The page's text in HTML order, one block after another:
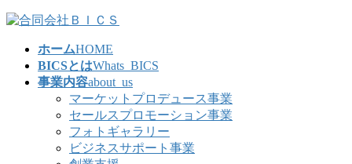
コ
ナ
ホームHOME
BICSとはWhats_BICS
事業内容about_us
マーケットプロデュース事業
セールスプロモーション事業
フォトギャラリー
ビジネスサポート事業